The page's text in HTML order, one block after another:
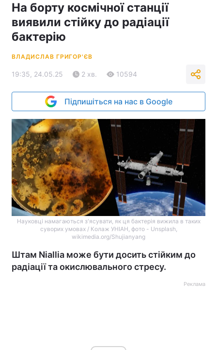
На борту космічної станції
виявили стійку до радіації
бактерію
ВЛАДИСЛАВ ГРИГОР'ЄВ
19:35, 24.05.25 2 хв. 10594
Підпишіться на нас в Google
Науковці намагаються з'ясувати, як ця бактерія вижила в таких
суворих умовах / Колаж УНІАН, фото - Unsplash,
wikimedia.org/Shujianyang
Штам Niallia може бути досить стійким до
радіації та окислювального стресу.
Реклама